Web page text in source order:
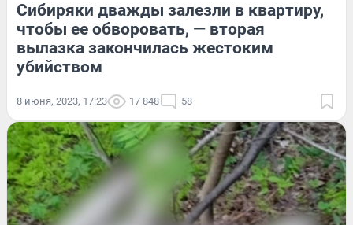
Сибиряки дважды залезли в квартиру,
чтобы ее обворовать, — вторая
вылазка закончилась жестоким
убийством
8 июня, 2023, 17:23 17 848 58